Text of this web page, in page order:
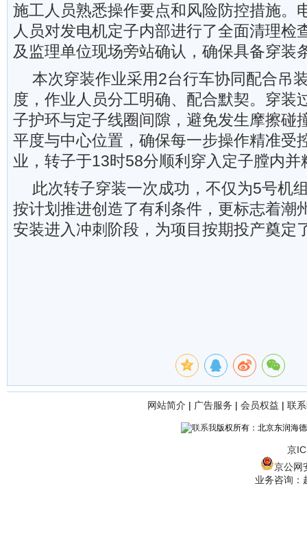
施工人员熟悉操作要点和风险防控措施。
人员对发电机定子内部进行了全面清理检
及监理单位现场旁站确认，确保具备穿装
本次穿装作业采用2台行车协同配合吊
度，作业人员分工明确、配合默契。穿装
子护环与定子线圈间隙，避免发生摩擦碰
平度与中心位置，确保每一步操作精准受
业，转子于13时58分顺利穿入定子膛内并
此次转子穿装一次成功，不仅为5号机
按计划推进创造了有利条件，更标志着潮
安装进入冲刺阶段，为项目按期投产奠定
网站简介 | 广告服务 | 会员权益 | 联
版权所有：北京东润海
京
京公网
业务咨询：